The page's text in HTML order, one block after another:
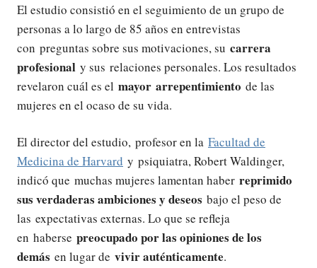
El estudio consistió en el seguimiento de un grupo de
personas a lo largo de 85 años en entrevistas
con preguntas sobre sus motivaciones, su carrera
profesional y sus relaciones personales. Los resultados
revelaron cuál es el mayor arrepentimiento de las
mujeres en el ocaso de su vida.
El director del estudio, profesor en la Facultad de
Medicina de Harvard y psiquiatra, Robert Waldinger,
indicó que muchas mujeres lamentan haber reprimido
sus verdaderas ambiciones y deseos bajo el peso de
las expectativas externas. Lo que se refleja
en haberse preocupado por las opiniones de los
demás en lugar de vivir auténticamente.